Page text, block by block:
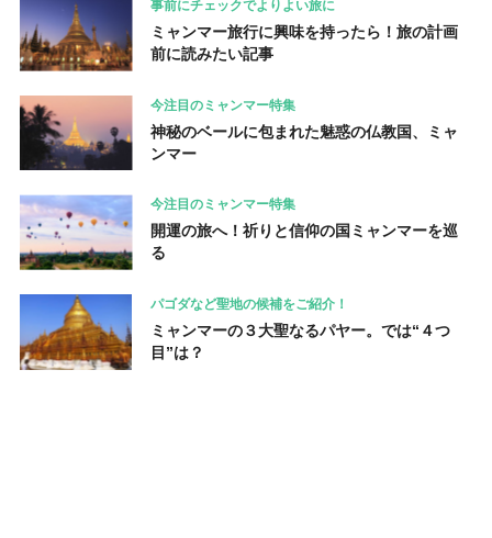
事前にチェックでよりよい旅に
ミャンマー旅行に興味を持ったら！旅の計画
前に読みたい記事
今注目のミャンマー特集
神秘のベールに包まれた魅惑の仏教国、ミャ
ンマー
今注目のミャンマー特集
開運の旅へ！祈りと信仰の国ミャンマーを巡
る
パゴダなど聖地の候補をご紹介！
ミャンマーの３大聖なるパヤー。では“４つ
目”は？